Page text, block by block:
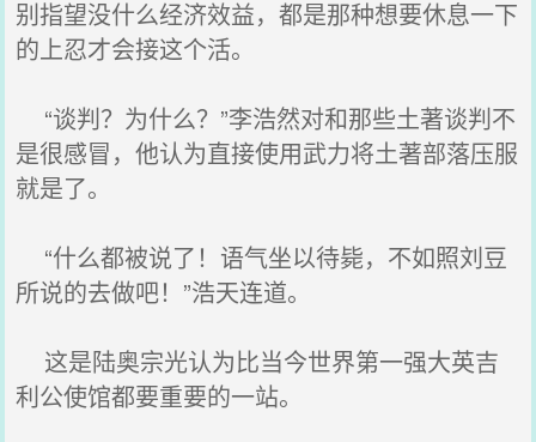
别指望没什么经济效益，都是那种想要休息一下
的上忍才会接这个活。
“谈判？为什么？”李浩然对和那些土著谈判不
是很感冒，他认为直接使用武力将土著部落压服
就是了。
“什么都被说了！语气坐以待毙，不如照刘豆
所说的去做吧！”浩天连道。
这是陆奥宗光认为比当今世界第一强大英吉
利公使馆都要重要的一站。